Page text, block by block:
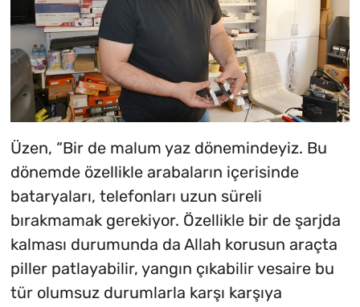
Üzen, “Bir de malum yaz dönemindeyiz. Bu
dönemde özellikle arabaların içerisinde
bataryaları, telefonları uzun süreli
bırakmamak gerekiyor. Özellikle bir de şarjda
kalması durumunda da Allah korusun araçta
piller patlayabilir, yangın çıkabilir vesaire bu
tür olumsuz durumlarla karşı karşıya